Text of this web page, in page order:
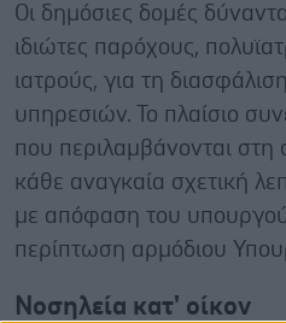
Οι δημόσιες δομές
ιδιώτες παρόχους,
ιατρούς, για τη
υπηρεσιών. Το πλαίσιο
που περιλαμβάνονται στη
κάθε αναγκαία σχετική
με απόφαση του υπουργού
περίπτωση αρμόδιου
Νοσηλεία κατ' οίκον